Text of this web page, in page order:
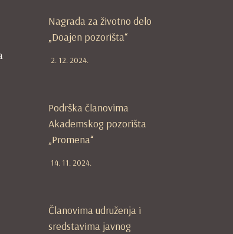
Nagrada za životno delo
„Doajen pozorišta“
2. 12. 2024.
Podrška članovima
Akademskog pozorišta
„Promena“
14. 11. 2024.
Članovima udruženja i
sredstavima javnog